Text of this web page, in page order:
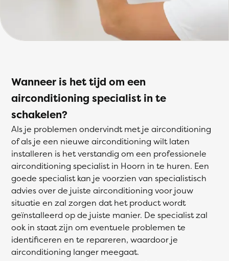
Wanneer is het tijd om een
airconditioning specialist in te
schakelen?
Als je problemen ondervindt met je airconditioning
of als je een nieuwe airconditioning wilt laten
installeren is het verstandig om een professionele
airconditioning specialist in Hoorn in te huren. Een
goede specialist kan je voorzien van specialistisch
advies over de juiste airconditioning voor jouw
situatie en zal zorgen dat het product wordt
geïnstalleerd op de juiste manier. De specialist zal
ook in staat zijn om eventuele problemen te
identificeren en te repareren, waardoor je
airconditioning langer meegaat.